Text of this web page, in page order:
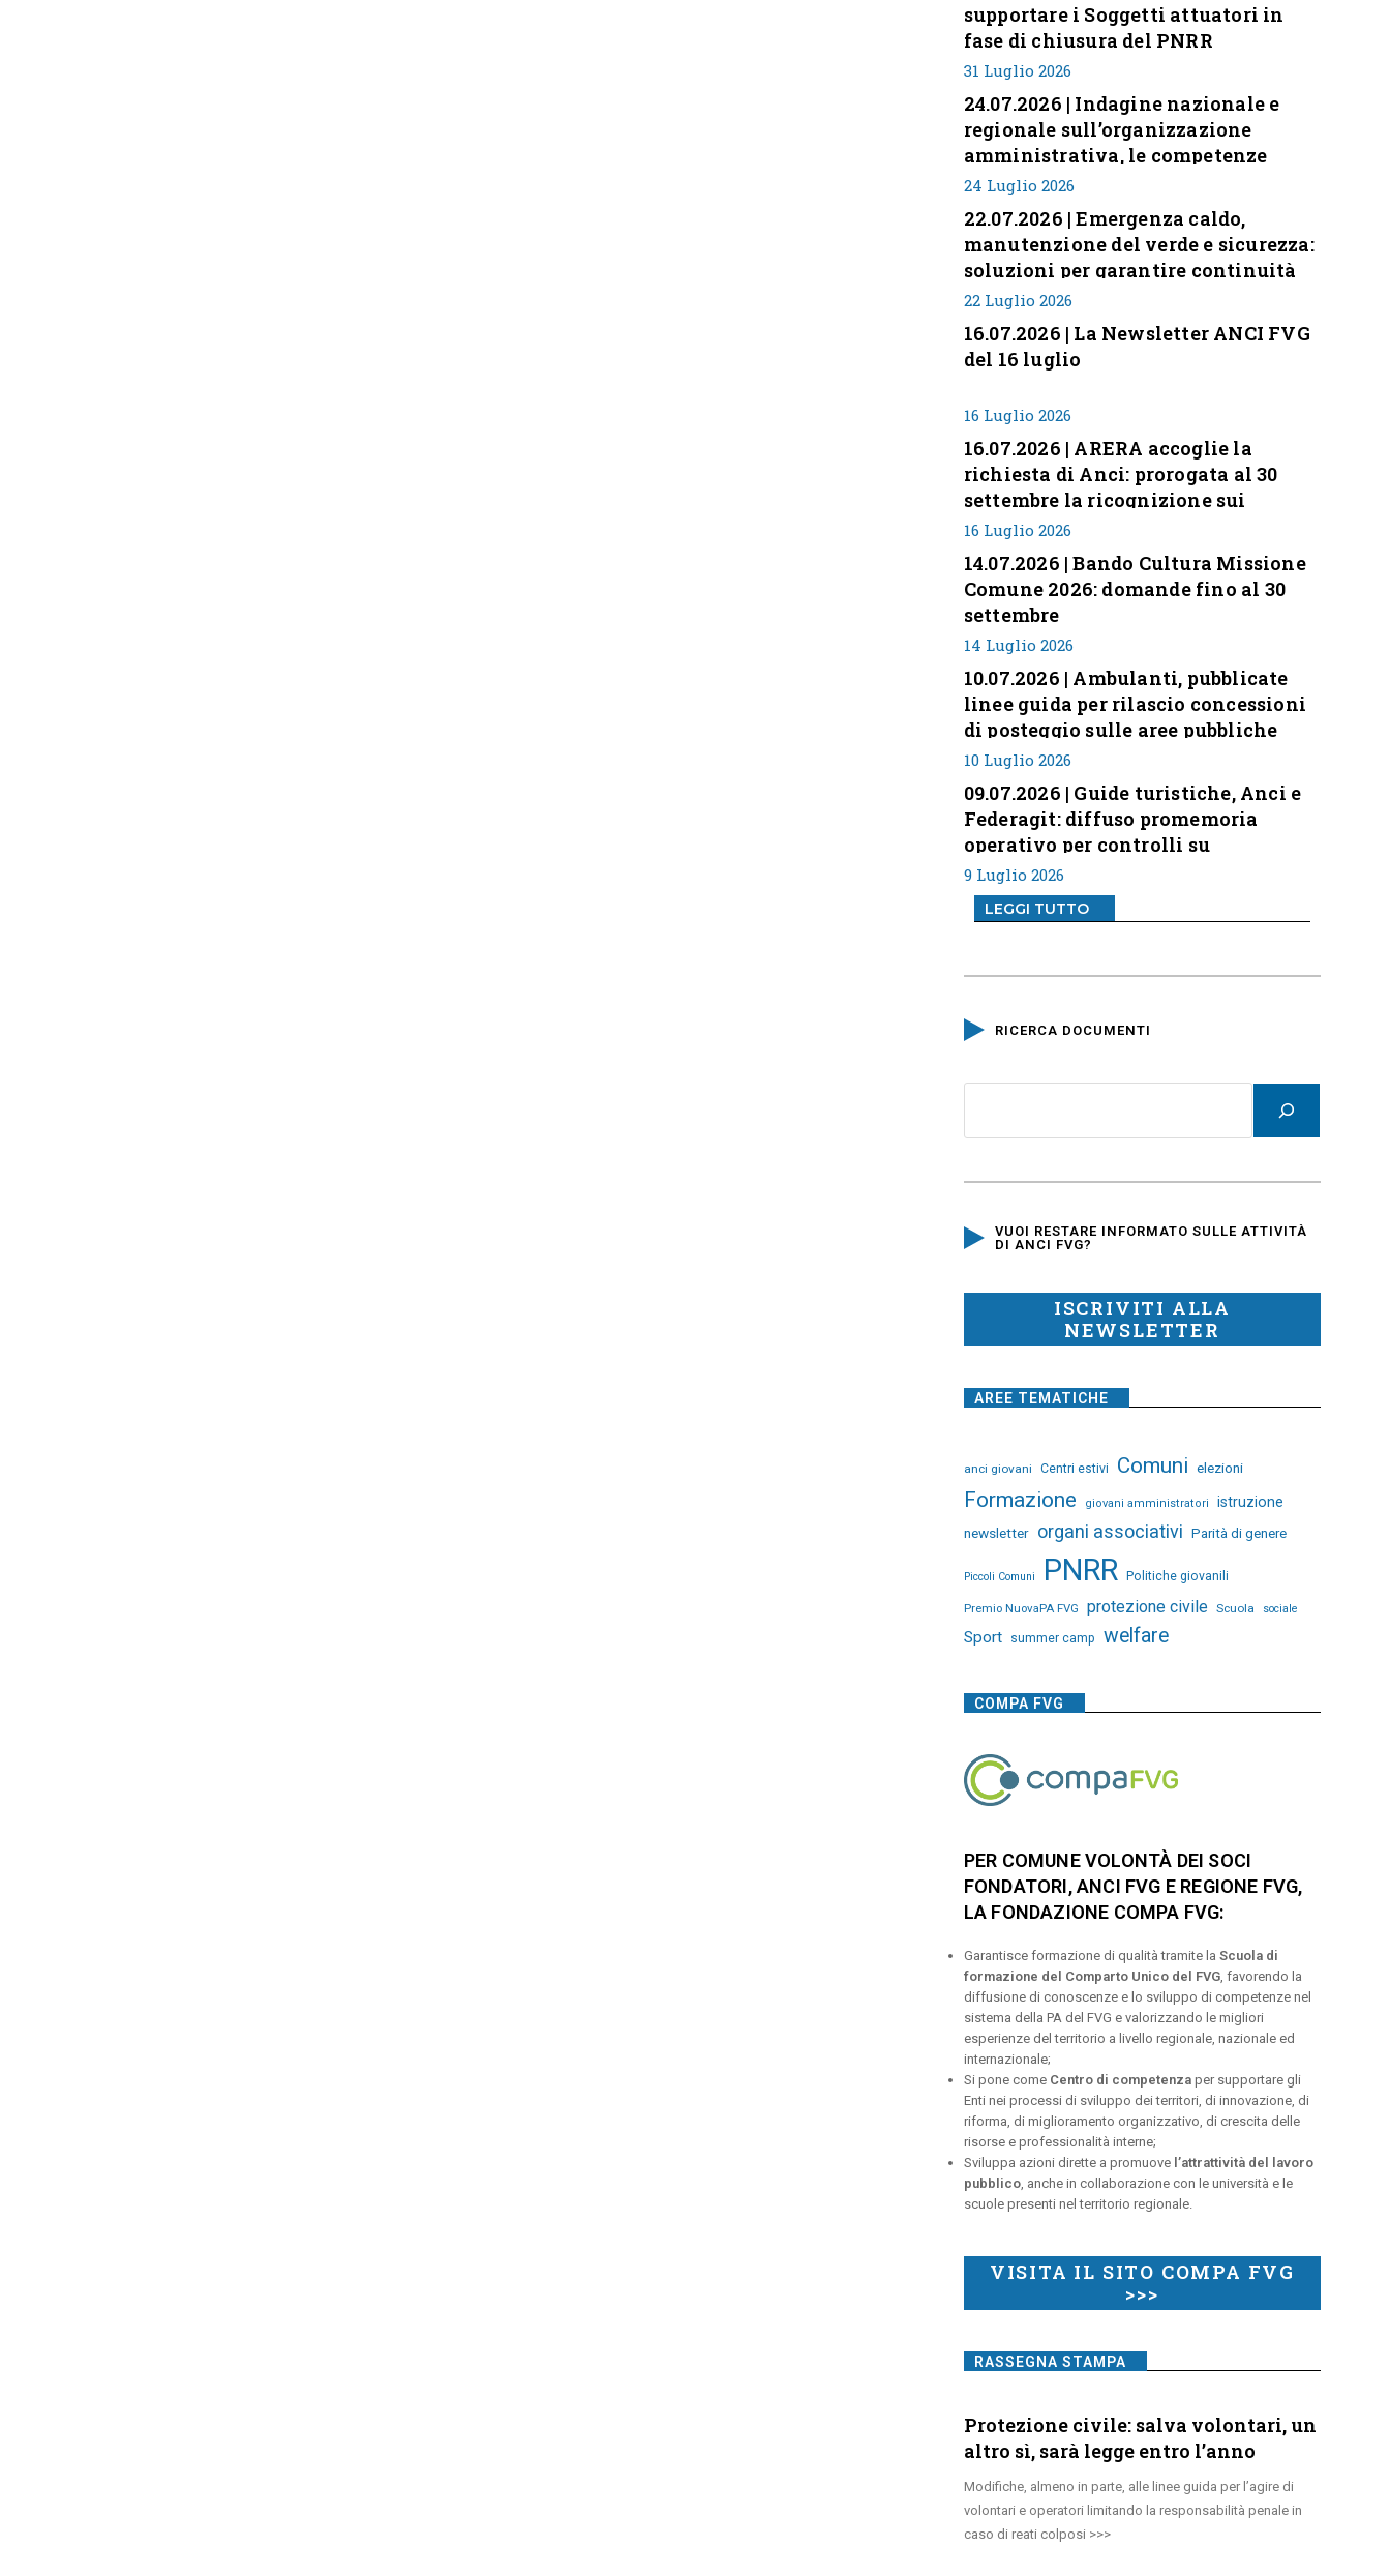
supportare i Soggetti attuatori in
fase di chiusura del PNRR
31 Luglio 2026
24.07.2026 | Indagine nazionale e
regionale sull’organizzazione
amministrativa, le competenze
professionali e i modelli di gestione
nei piccoli Comuni italiani
24 Luglio 2026
22.07.2026 | Emergenza caldo,
manutenzione del verde e sicurezza:
soluzioni per garantire continuità
servizi
22 Luglio 2026
16.07.2026 | La Newsletter ANCI FVG
del 16 luglio
16 Luglio 2026
16.07.2026 | ARERA accoglie la
richiesta di Anci: prorogata al 30
settembre la ricognizione sui
corrispettivi
16 Luglio 2026
14.07.2026 | Bando Cultura Missione
Comune 2026: domande fino al 30
settembre
14 Luglio 2026
10.07.2026 | Ambulanti, pubblicate
linee guida per rilascio concessioni
di posteggio sulle aree pubbliche
10 Luglio 2026
09.07.2026 | Guide turistiche, Anci e
Federagit: diffuso promemoria
operativo per controlli su
professione
9 Luglio 2026
LEGGI TUTTO
RICERCA DOCUMENTI
VUOI RESTARE INFORMATO SULLE ATTIVITÀ
DI ANCI FVG?
ISCRIVITI ALLA
NEWSLETTER
AREE TEMATICHE
anci giovani Centri estivi Comuni elezioni
Formazione giovani amministratori
istruzione
newsletter organi associativi Parità di genere
Piccoli Comuni PNRR Politiche giovanili
Premio NuovaPA FVG protezione civile Scuola sociale
Sport summer camp welfare
COMPA FVG
PER COMUNE VOLONTÀ DEI SOCI
FONDATORI, ANCI FVG E REGIONE FVG,
LA FONDAZIONE COMPA FVG:
Garantisce formazione di qualità tramite la Scuola di
formazione del Comparto Unico del FVG, favorendo la
diffusione di conoscenze e lo sviluppo di competenze nel
sistema della PA del FVG e valorizzando le migliori
esperienze del territorio a livello regionale, nazionale ed
internazionale;
Si pone come Centro di competenzaper supportare gli
Enti nei processi di sviluppo dei territori, di innovazione, di
riforma, di miglioramento organizzativo, di crescita delle
risorse e professionalità interne;
Sviluppa azioni dirette a promuove l’attrattività del lavoro
pubblico, anche in collaborazione con le università e le
scuole presenti nel territorio regionale.
VISITA IL SITO COMPA FVG
>>>
RASSEGNA STAMPA
Protezione civile: salva volontari, un
altro sì, sarà legge entro l’anno
Modifiche, almeno in parte, alle linee guida per l’agire di
volontari e operatori limitando la responsabilità penale in
caso di reati colposi